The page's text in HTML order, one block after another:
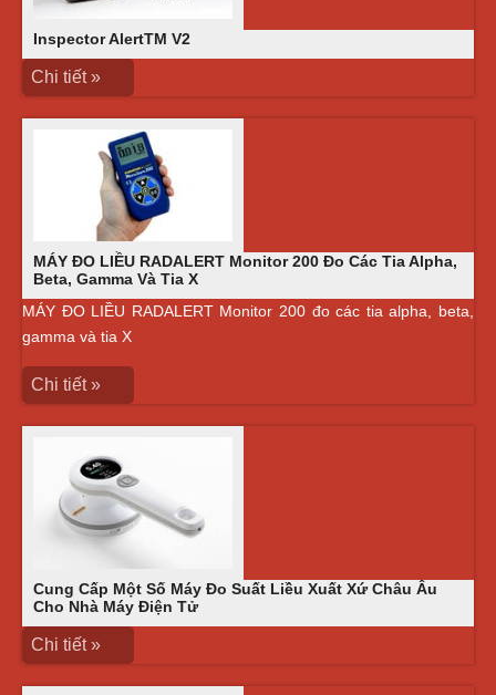
Inspector AlertTM V2
Chi tiết »
MÁY ĐO LIỀU RADALERT Monitor 200 Đo Các Tia Alpha,
Beta, Gamma Và Tia X
MÁY ĐO LIỀU RADALERT Monitor 200 đo các tia alpha, beta,
gamma và tia X
Chi tiết »
Cung Cấp Một Số Máy Đo Suất Liều Xuất Xứ Châu Âu
Cho Nhà Máy Điện Tử
Chi tiết »